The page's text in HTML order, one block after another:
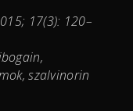
17(3): 120–
szalvinorin